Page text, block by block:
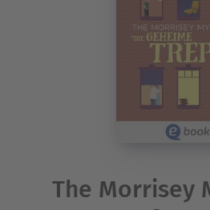
The Morrisey